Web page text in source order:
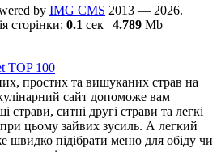
by ІMG CMS 2013 — 2026.
сторінки: 0.1 сек | 4.789 Mb
простих та вишуканих страв на
сайт допоможе вам
страви, ситні другі страви та легкі
цьому зайвих зусиль. А легкий
швидко підібрати меню для обіду чи